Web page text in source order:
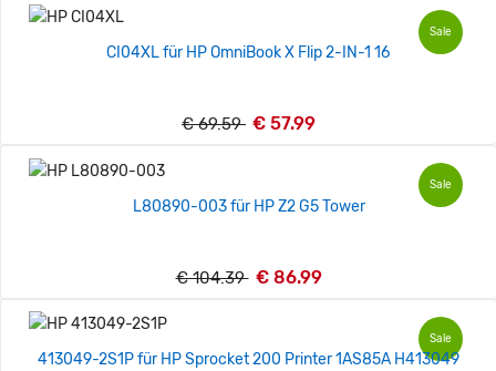
Sale
CI04XL für HP OmniBook X Flip 2-IN-1 16
€ 69.59 € 57.99
Sale
L80890-003 für HP Z2 G5 Tower
€ 104.39 € 86.99
Sale
413049-2S1P für HP Sprocket 200 Printer 1AS85A H413049